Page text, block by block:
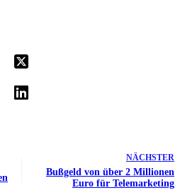
NÄCHSTER
Bußgeld von über 2 Millionen
Euro für Telemarketing